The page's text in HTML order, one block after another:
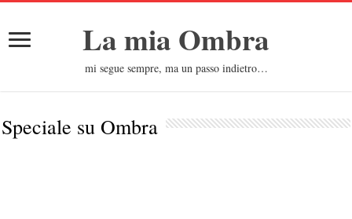
La mia Ombra
mi segue sempre, ma un passo indietro…
Speciale suOmbra